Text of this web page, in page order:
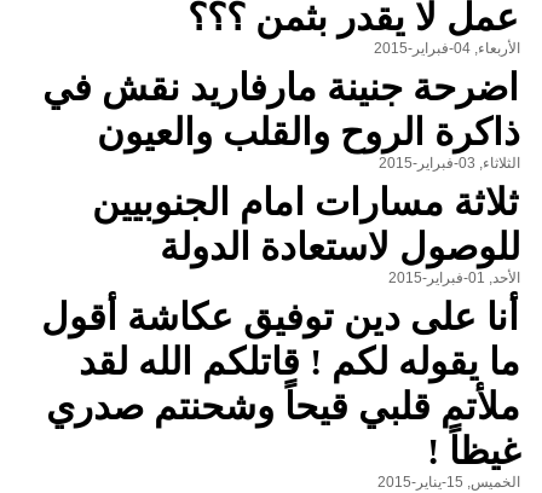
عمل لا يقدر بثمن ؟؟؟
الأربعاء, 04-فبراير-2015
اضرحة جنينة مارفاريد نقش في
ذاكرة الروح والقلب والعيون
الثلاثاء, 03-فبراير-2015
ثلاثة مسارات امام الجنوبيين
للوصول لاستعادة الدولة
الأحد, 01-فبراير-2015
أنا على دين توفيق عكاشة أقول
ما يقوله لكم ! قاتلكم الله لقد
ملأتم قلبي قيحاً وشحنتم صدري
غيظاً !
الخميس, 15-يناير-2015